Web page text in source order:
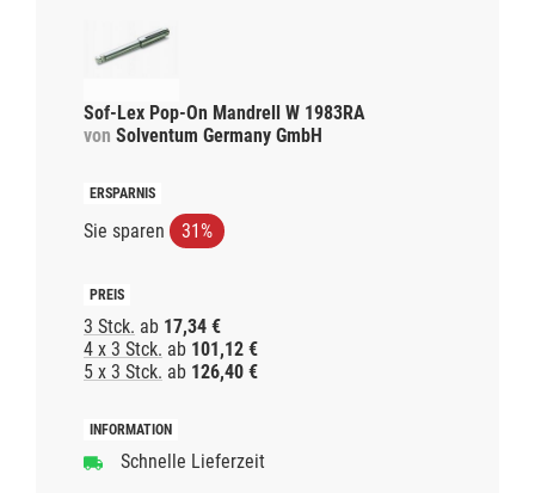
Sof-Lex Pop-On Mandrell W 1983RA
von Solventum Germany GmbH
Sie sparen 31%
3 Stck. ab 17,34 €
4 x 3 Stck. ab 101,12 €
5 x 3 Stck. ab 126,40 €
Schnelle Lieferzeit